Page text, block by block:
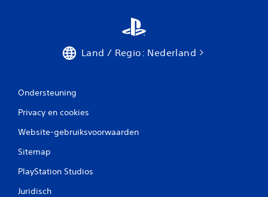
Land / Regio: Nederland
Ondersteuning
Privacy en cookies
Website-gebruiksvoorwaarden
Sitemap
PlayStation Studios
Juridisch